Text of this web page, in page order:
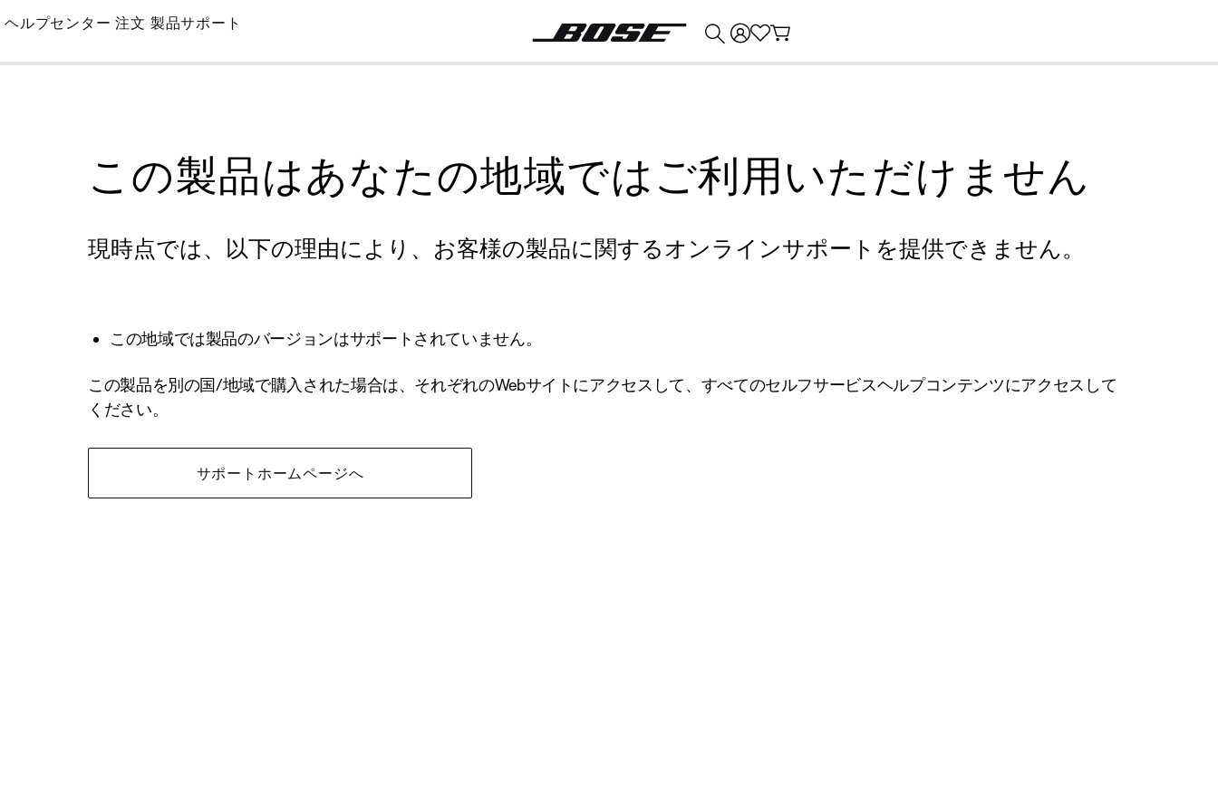
Skip
Main
ヘルプセンター 注文 製品サポート
この製品はあなたの地域ではご利用いただけません
現時点では、以下の理由により、お客様の製品に関するオンラインサポートを提供できません。
この地域では製品のバージョンはサポートされていません。
この製品を別の国/地域で購入された場合は、それぞれのWebサイトにアクセスして、すべてのセルフサービスヘルプコンテンツにアクセスして
ください。
サポートホームページへ